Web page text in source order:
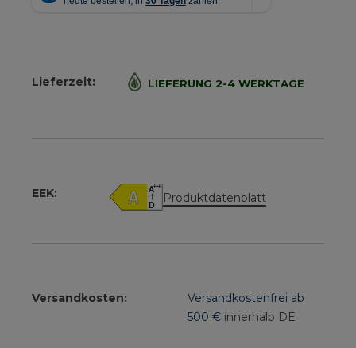
Lieferzeit: LIEFERUNG 2-4 WERKTAGE
EEK: Produktdatenblatt
Versandkosten:
Versandkostenfrei ab
500 € innerhalb DE